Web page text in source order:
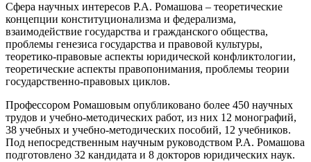
Сфера научных интересов Р.А. Ромашова – теоретические
концепции конституционализма и федерализма,
взаимодействие государства и гражданского общества,
проблемы генезиса государства и правовой культуры,
теоретико-правовые аспекты юридической конфликтологии,
теоретические аспекты правопонимания, проблемы теории
государственно-правовых циклов.
Профессором Ромашовым опубликовано более 450 научных
трудов и учебно-методических работ, из них 12 монографий,
38 учебных и учебно-методических пособий, 12 учебников.
Под непосредственным научным руководством Р.А. Ромашова
подготовлено 32 кандидата и 8 докторов юридических наук.